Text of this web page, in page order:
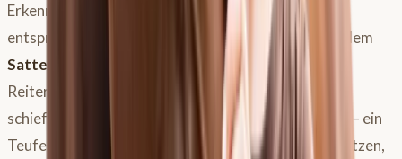
Erkennst du solche Muster, kannst du dein Training
entsprechend anpassen. Denn ein Pferd, das unter dem
Sattel
schief läuft, wird auch den Sattel und dich als
Reiter schief “mitnehmen”, was langfristig zu einer
schiefen Anpassung des Sattelpolsters führen kann – ein
Teufelskreis. Die KI-Ganganalyse kannst du auch nutzen,